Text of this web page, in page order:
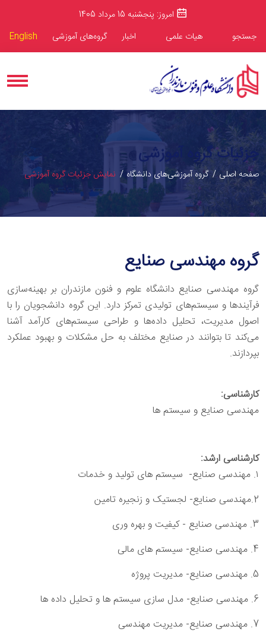
امروز: پنجشنبه 15 مرداد 1405
جستجو
هیات علمی اخبار گروه‌های آموزشی English
جزئیات گروه آموزشی
صفحه اصلی گروه آموزشی‌های دانشگاه نمایش جزئیات گروه آموزشی
گروه مهندسی صنایع
گروه مهندسی صنایع دانشگاه علوم و فنون مازندران بر بهینه‌سازی
فرآیندها و سیستم‌های تولیدی تمرکز دارد. این گروه دانشجویان را با
اصول مدیریت، تحلیل داده‌ها و طراحی سیستم‌های کارآمد آشنا
می‌کند تا بتوانند در صنایع مختلف به حل مشکلات و بهبود عملکرد
بپردازند.
کارشناسی:
مهندسی صنایع و سیستم ها
کارشناسی ارشد:
۱. مهندسی صنایع- سیستم های تولید و خدمات
2.مهندسی صنایع- لجستیک و زنجیره تامین
3. مهندسی صنایع - کیفیت و بهره وری
4. مهندسی صنایع- سیستم های مالی
5. مهندسی صنایع- مدیریت پروژه
6. مهندسی صنایع- مدل سازی سیستم ها و تحلیل داده ها
7. مهندسی صنایع- مدیریت مهندسی